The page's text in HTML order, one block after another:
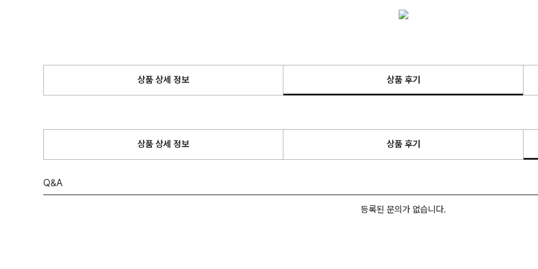
상품 상세 정보 상품 후기
상품 상세 정보 상품 후기
Q&A
등록된 문의가 없습니다.